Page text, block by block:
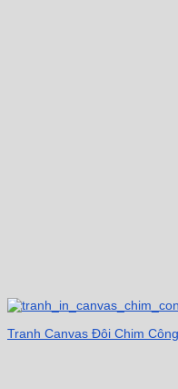
Tranh Canvas Đôi Chim